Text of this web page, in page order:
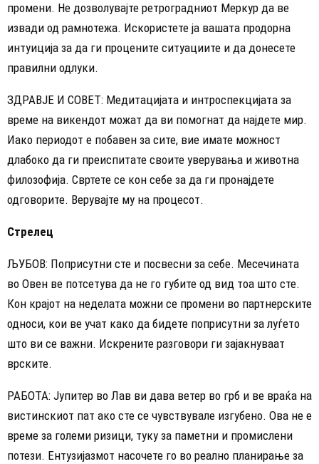
промени. Не дозволувајте ретроградниот Меркур да ве
извади од рамнотежа. Искористете ја вашата продорна
интуиција за да ги процените ситуациите и да донесете
правилни одлуки.
ЗДРАВЈЕ И СОВЕТ: Медитацијата и интроспекцијата за
време на викендот можат да ви помогнат да најдете мир.
Иако периодот е побавен за сите, вие имате можност
длабоко да ги преиспитате своите уверувања и животна
филозофија. Свртете се кон себе за да ги пронајдете
одговорите. Верувајте му на процесот.
Стрелец
ЉУБОВ: Поприсутни сте и посвесни за себе. Месечината
во Овен ве потсетува да не го губите од вид тоа што сте.
Кон крајот на неделата можни се промени во партнерските
односи, кои ве учат како да бидете поприсутни за луѓето
што ви се важни. Искрените разговори ги зајакнуваат
врските.
РАБОТА: Јупитер во Лав ви дава ветер во грб и ве враќа на
вистинскиот пат ако сте се чувствувале изгубено. Ова не е
време за големи ризици, туку за паметни и промислени
потези. Ентузијазмот насочете го во реално планирање за